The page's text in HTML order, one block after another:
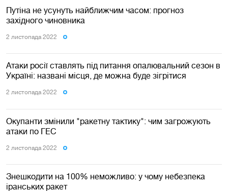
Путіна не усунуть найближчим часом: прогноз
західного чиновника
2 листопада 2022
Атаки росії ставлять під питання опалювальний сезон в
Україні: названі місця, де можна буде зігрітися
2 листопада 2022
Окупанти змінили "ракетну тактику": чим загрожують
атаки по ГЕС
2 листопада 2022
Знешкодити на 100% неможливо: у чому небезпека
іранських ракет